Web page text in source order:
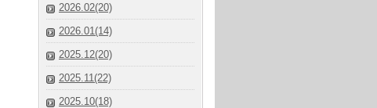
2026.02(20)
2026.01(14)
2025.12(20)
2025.11(22)
2025.10(18)